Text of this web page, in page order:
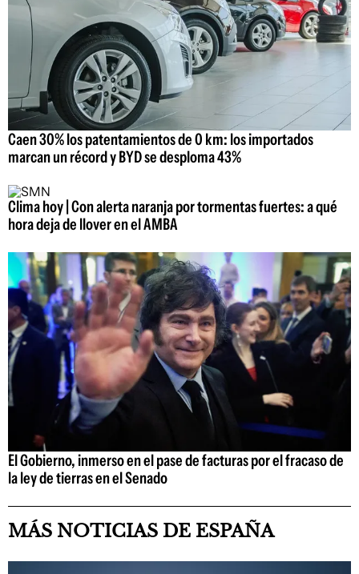
Caen 30% los patentamientos de 0 km: los importados
marcan un récord y BYD se desploma 43%
Clima hoy | Con alerta naranja por tormentas fuertes: a qué
hora deja de llover en el AMBA
El Gobierno, inmerso en el pase de facturas por el fracaso de
la ley de tierras en el Senado
MÁS NOTICIAS DE ESPAÑA